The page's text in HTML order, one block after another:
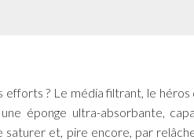
efforts ? Le média filtrant, le
éponge ultra-absorbante,
et, pire encore, par